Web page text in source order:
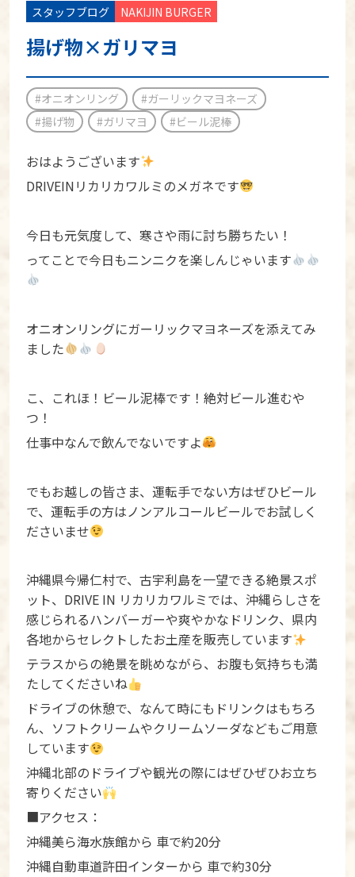
スタッフブログ NAKIJIN BURGER
揚げ物×ガリマヨ
#オニオンリング
#ガーリックマヨネーズ
#揚げ物
#ガリマヨ #ビール泥棒
おはようございます
DRIVEINリカリカワルミのメガネです
今日も元気度して、寒さや雨に討ち勝ちたい！
ってことで今日もニンニクを楽しんじゃいます
オニオンリングにガーリックマヨネーズを添えてみ
ました
こ、これほ！ビール泥棒です！絶対ビール進むや
つ！
仕事中なんで飲んでないですよ
でもお越しの皆さま、運転手でない方はぜひビール
で、運転手の方はノンアルコールビールでお試しく
ださいませ
沖縄県今帰仁村で、古宇利島を一望できる絶景スポ
ット、DRIVE IN リカリカワルミでは、沖縄らしさを
感じられるハンバーガーや爽やかなドリンク、県内
各地からセレクトしたお土産を販売しています
テラスからの絶景を眺めながら、お腹も気持ちも満
たしてくださいね
ドライブの休憩で、なんて時にもドリンクはもちろ
ん、ソフトクリームやクリームソーダなどもご用意
しています
沖縄北部のドライブや観光の際にはぜひぜひお立ち
寄りください
■アクセス：
沖縄美ら海水族館から 車で約20分
沖縄自動車道許田インターから 車で約30分